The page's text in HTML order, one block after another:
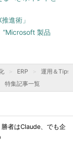
進術」
“Microsoft 製品
ERP
運用＆Tips
特集記事一覧
者はClaude、でも企